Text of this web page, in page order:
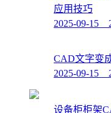
应用技巧
2025-09-15
CAD文字变
2025-09-15
设备柜柜架